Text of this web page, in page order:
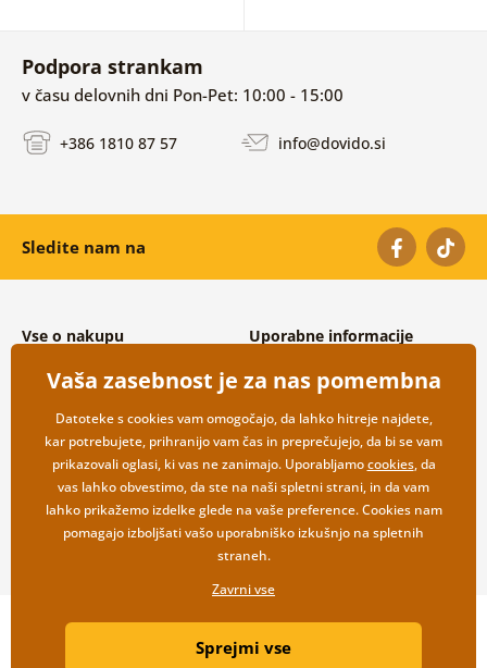
Podpora strankam
v času delovnih dni Pon-Pet: 10:00 - 15:00
+386 1810 87 57 info@dovido.si
Sledite nam na
Vse o nakupu
Splošni in reklamacijski pogoji
Varovanje osebnih podatkov
Možnosti dostave in plačila
Vračilo blaga
Uporabne informacije
Pogosto zastavljena vprašanja
Kontakti
Veleprodaja
Copyright ©2019 © Dovido.si.
Litvanyi.sk| Spletno trgovino je ustvaril
Vaša zasebnost je za nas pomembna
Datoteke s cookies vam omogočajo, da lahko hitreje najdete,
kar potrebujete, prihranijo vam čas in preprečujejo, da bi se vam
prikazovali oglasi, ki vas ne zanimajo. Uporabljamocookies, da
vas lahko obvestimo, da ste na naši spletni strani, in da vam
lahko prikažemo izdelke glede na vaše preference. Cookies nam
pomagajo izboljšati vašo uporabniško izkušnjo na spletnih
straneh.
Zavrni vse
Sprejmi vse